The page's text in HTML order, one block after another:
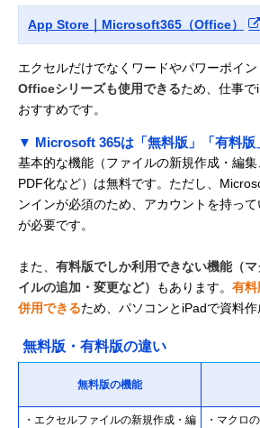
App Store｜Microsoft365（Office）
エクセルだけでなくワードやパワーポイ
Officeシリーズも使用できるため、仕事
おすすめです。
▼ Microsoft 365は「無料版」「有料版
基本的な機能（ファイルの新規作成・編集
PDF化など）は無料です。ただし、
ンインが必須のため、アカウントを持っ
が必要です。
また、 有料版でしか利用できない機能（
イルの追加・変更など）
もあります。 有料
併用できるため、パソコンとiPadで資料作
無料版・有料版の違い
無料版の機能
・エクセルファイルの新規作成・編
・マクロ